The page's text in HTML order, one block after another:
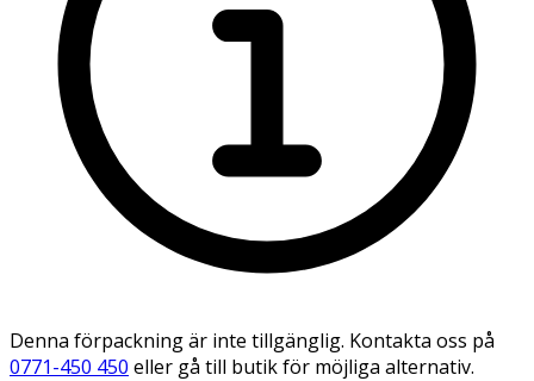
Denna förpackning är inte tillgänglig. Kontakta oss på
0771-450 450 eller gå till butik för möjliga alternativ.